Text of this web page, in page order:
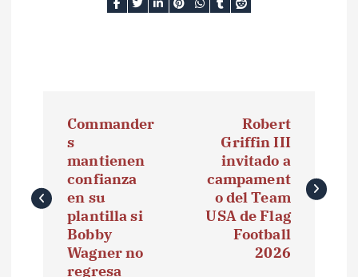
e
Commander
s
mantienen
confianza
en su
plantilla si
Bobby
Wagner no
regresa
Robert
Griffin III
invitado a
campament
o del Team
USA de Flag
Football
2026